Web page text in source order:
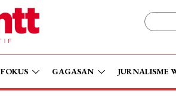
FOKUS GAGASAN JURNALISME